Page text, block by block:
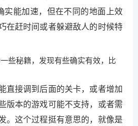
实能加速，但在不同的地面上效
在赶时间或者躲避敌人的时候特
些秘籍，发现有些确实有效，比
直接调到后面的关卡，或者增加
版本的游戏可能不支持，或者需
。这个过程挺有意思的，就像是